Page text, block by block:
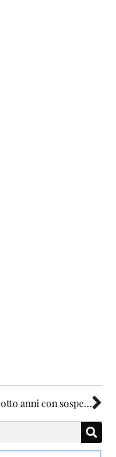
Bimba di otto anni con sospetta meningite nell’eugubino-gualdese